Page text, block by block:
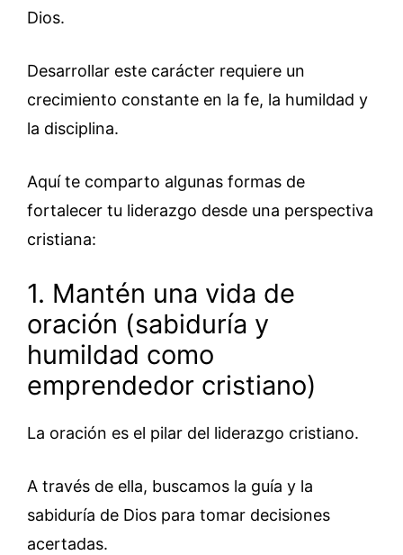
Dios.
Desarrollar este carácter requiere un
crecimiento constante en la fe, la humildad y
la disciplina.
Aquí te comparto algunas formas de
fortalecer tu liderazgo desde una perspectiva
cristiana:
1. Mantén una vida de
oración (sabiduría y
humildad como
emprendedor cristiano)
La oración es el pilar del liderazgo cristiano.
A través de ella, buscamos la guía y la
sabiduría de Dios para tomar decisiones
acertadas.